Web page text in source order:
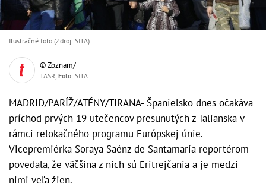
Ilustračné foto (Zdroj: SITA)
© Zoznam/
TASR, Foto: SITA
MADRID/PARÍŽ/ATÉNY/TIRANA- Španielsko dnes očakáva
príchod prvých 19 utečencov presunutých z Talianska v
rámci relokačného programu Európskej únie.
Vicepremiérka Soraya Saénz de Santamaría reportérom
povedala, že väčšina z nich sú Eritrejčania a je medzi
nimi veľa žien.